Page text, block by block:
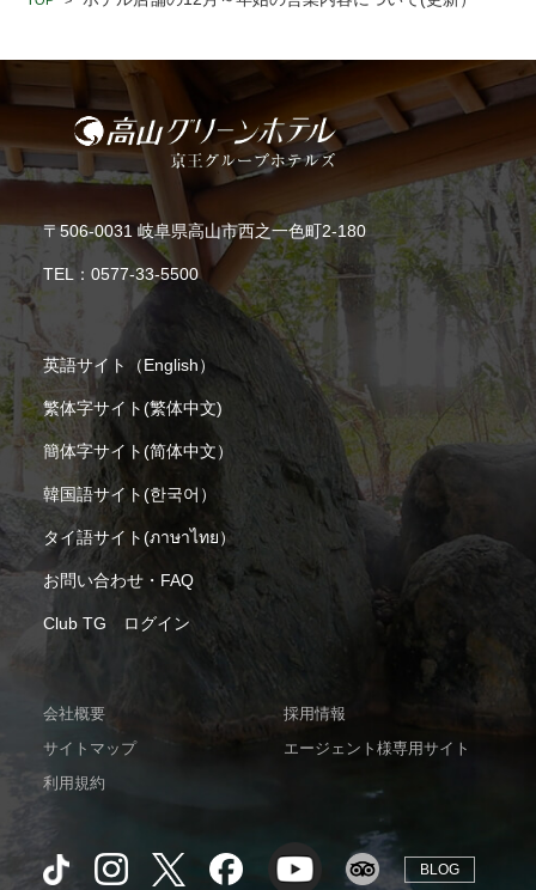
〒506-0031 岐阜県高山市西之一色町2-180
TEL： 0577-33-5500
英語サイト（English）
繁体字サイト(繁体中文)
簡体字サイト(简体中文）
韓国語サイト(한국어）
タイ語サイト(ภาษาไทย）
お問い合わせ・FAQ
Club TG ログイン
会社概要
採用情報
サイトマップ
エージェント様専用サイト
利用規約
BLOG